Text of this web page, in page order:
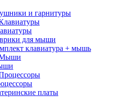
и гарнитуры
для мыши
клавиатура + мышь
платы